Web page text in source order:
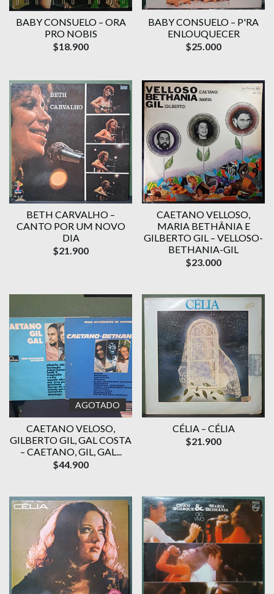
BABY CONSUELO – ORA
PRO NOBIS
$18.900
BABY CONSUELO – P'RA
ENLOUQUECER
$25.000
BETH CARVALHO –
CANTO POR UM NOVO
DIA
$21.900
CAETANO VELLOSO,
MARIA BETHÂNIA E
GILBERTO GIL – VELLOSO-
BETHANIA-GIL
$23.000
AGOTADO
CAETANO VELOSO,
GILBERTO GIL, GAL COSTA
– CAETANO, GIL, GAL...
$44.900
CÉLIA – CÉLIA
$21.900